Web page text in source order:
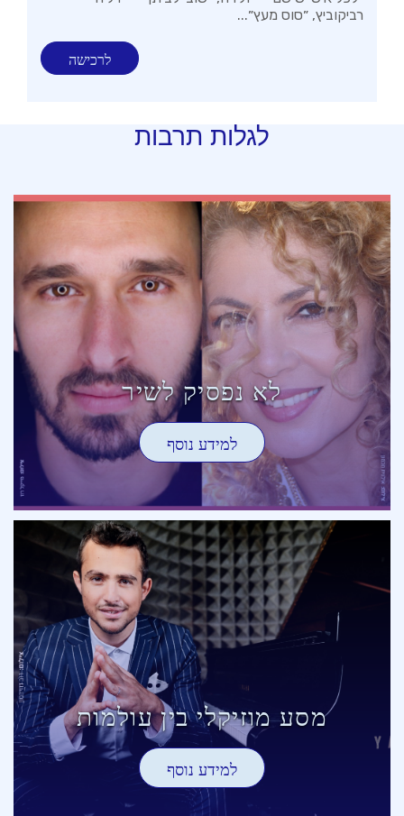
רביקוביץ, ״סוס מעץ״...
לרכישה
לגלות תרבות
לא נפסיק לשיר
למידע נוסף
מסע מוזיקלי בין עולמות
למידע נוסף